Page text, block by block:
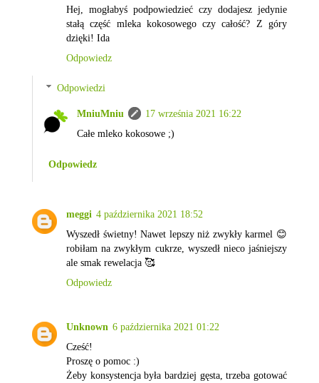
Hej, mogłabyś podpowiedzieć czy dodajesz jedynie
stałą część mleka kokosowego czy całość? Z góry
dzięki! Ida
Odpowiedz
Odpowiedzi
MniuMniu
17 września 2021 16:22
Całe mleko kokosowe ;)
Odpowiedz
meggi 4 października 2021 18:52
Wyszedł świetny! Nawet lepszy niż zwykły karmel 😊
robiłam na zwykłym cukrze, wyszedł nieco jaśniejszy
ale smak rewelacja 🥰
Odpowiedz
Unknown 6 października 2021 01:22
Cześć!
Proszę o pomoc :)
Żeby konsystencja była bardziej gęsta, trzeba gotować